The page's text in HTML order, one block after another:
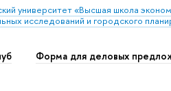
университет «Высшая школа
исследований и городского
Форма для деловых